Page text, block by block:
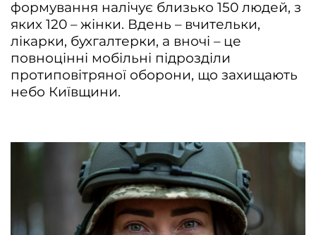
формування налічує близько 150 людей, з
яких 120 – жінки. Вдень – вчительки,
лікарки, бухгалтерки, а вночі – це
повноцінні мобільні підрозділи
протиповітряної оборони, що захищають
небо Київщини.